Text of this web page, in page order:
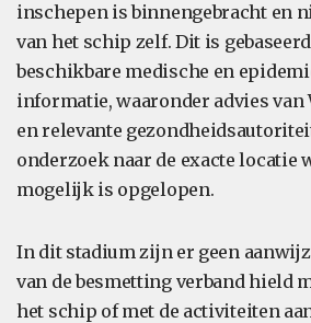
inschepen is binnengebracht en
van het schip zelf. Dit is
beschikbare medische en
informatie, waaronder advies van
en relevante
onderzoek naar de exacte locatie
mogelijk is opgelopen.
In dit stadium zijn er geen
van de besmetting verband hield
het schip of met de activiteiten